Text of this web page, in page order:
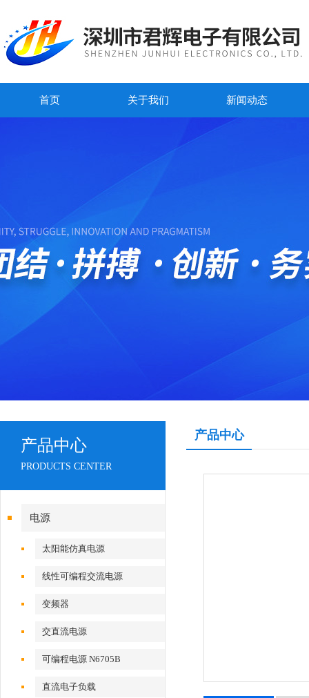
首页 关于我们 新闻动态
产品中心
PRODUCTS CENTER
电源
太阳能仿真电源
线性可编程交流电源
变频器
交直流电源
可编程电源 N6705B
直流电子负载
产品中心